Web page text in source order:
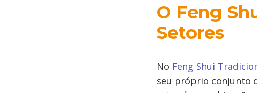
O Feng
Setores
No Feng Shui
seu próprio conjunto